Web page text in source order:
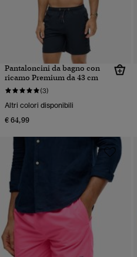
Pantaloncini da bagno con
ricamo Premium da 43 cm
(3)
Altri colori disponibili
€ 64,99